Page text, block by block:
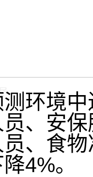
环境
、安
、食
4%。